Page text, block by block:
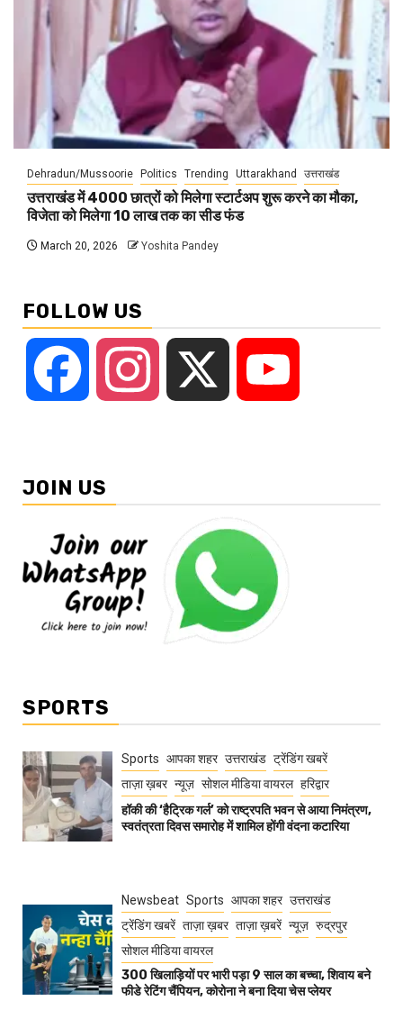
Dehradun/Mussoorie Politics Trending Uttarakhand उत्तराखंड
उत्तराखंड में 4000 छात्रों को मिलेगा स्टार्टअप शुरू करने का मौका,
विजेता को मिलेगा 10 लाख तक का सीड फंड
March 20, 2026 Yoshita Pandey
FOLLOW US
Facebook Instagram
JOIN US
SPORTS
Sports आपका शहर उत्तराखंड ट्रेंडिंग खबरें
ताज़ा ख़बर न्यूज़ सोशल मीडिया वायरल हरिद्वार
हॉकी की ‘हैट्रिक गर्ल’ को राष्ट्रपति भवन से आया निमंत्रण,
स्वतंत्रता दिवस समारोह में शामिल होंगी वंदना कटारिया
Newsbeat Sports आपका शहर उत्तराखंड
ट्रेंडिंग खबरें ताज़ा ख़बर ताज़ा ख़बरें न्यूज़ रुद्रपुर
सोशल मीडिया वायरल
300 खिलाड़ियों पर भारी पड़ा 9 साल का बच्चा, शिवाय बने
फीडे रेटिंग चैंपियन, कोरोना ने बना दिया चेस प्लेयर